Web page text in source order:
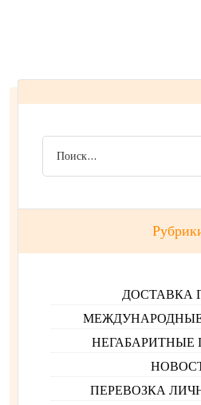
ДОСТАВКА
НЕГАБАРИТНЫЕ
ПЕРЕВОЗКА